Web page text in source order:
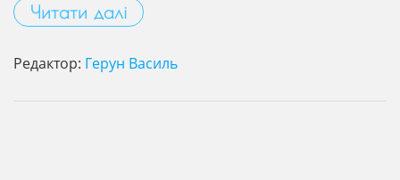
Читати далі
Редактор: Герун Василь